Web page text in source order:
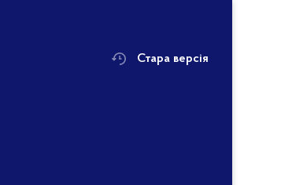
Стара версія